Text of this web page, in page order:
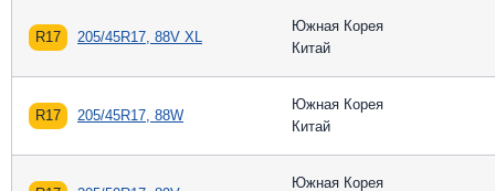
R17 205/45R17, 88V XL
Южная Корея
Китай
R17 205/45R17, 88W
Южная Корея
Китай
Южная Корея